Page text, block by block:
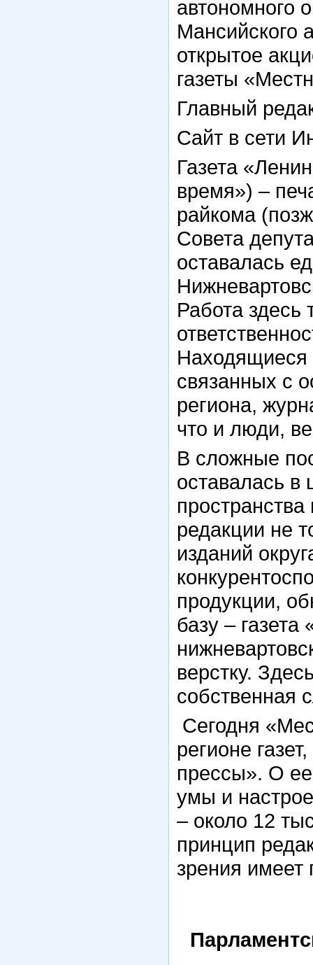
автономного
Мансийского
открытое
газеты
Главный
Сайт в сети
Газета
время») –
райкома
Совета
оставалась
Работа здесь
Находящиеся
связанных с
региона,
что и люди,
В сложные
оставалась в
редакции не
изданий
продукции,
базу –
верстку.
собственная
Сегодня
регионе
прессы». О
умы и
– около 12
принцип
зрения имеет